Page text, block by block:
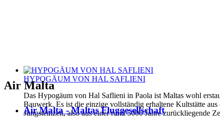
HYPOGÄUM VON HAL SAFLIENI
Das Hypogäum von Hal Saflieni in Paola ist Maltas wohl
Bauwerk. Es ist die einzige vollständig erhaltene Kultstätte aus
Jungsteinzeit, also aus einer rund 5000 Jahre zurückliegende
Air Malta
Air Malta - Maltas Fluggesellschaft